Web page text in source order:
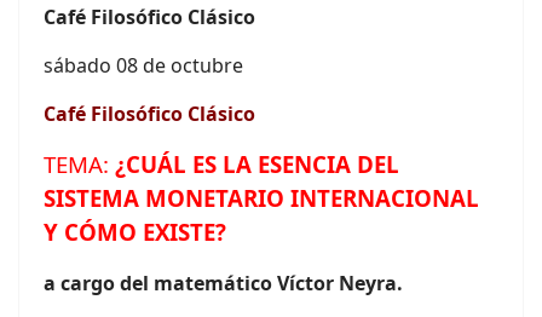
Café Filosófico Clásico
sábado 08 de octubre
Café Filosófico Clásico
TEMA: ¿CUÁL ES LA ESENCIA DEL
SISTEMA MONETARIO INTERNACIONAL
Y CÓMO EXISTE?
a cargo del matemático Víctor Neyra.